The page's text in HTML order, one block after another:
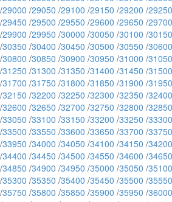
/29000 /29050 /29100 /29150 /29200 /29250
/29450 /29500 /29550 /29600 /29650 /29700
/29900 /29950 /30000 /30050 /30100 /30150
/30350 /30400 /30450 /30500 /30550 /30600
/30800 /30850 /30900 /30950 /31000 /31050
/31250 /31300 /31350 /31400 /31450 /31500
/31700 /31750 /31800 /31850 /31900 /31950
/32150 /32200 /32250 /32300 /32350 /32400
/32600 /32650 /32700 /32750 /32800 /32850
/33050 /33100 /33150 /33200 /33250 /33300
/33500 /33550 /33600 /33650 /33700 /33750
/33950 /34000 /34050 /34100 /34150 /34200
/34400 /34450 /34500 /34550 /34600 /34650
/34850 /34900 /34950 /35000 /35050 /35100
/35300 /35350 /35400 /35450 /35500 /35550
/35750 /35800 /35850 /35900 /35950 /36000